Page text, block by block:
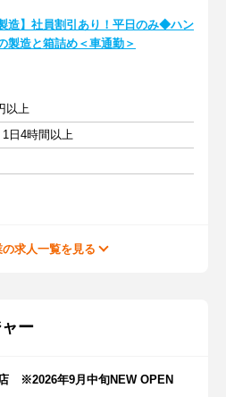
製造】社員割引あり！平日のみ◆ハン
製造と箱詰め＜車通勤＞
以上
日4時間以上
の求人一覧を見る
ー
※2026年9月中旬NEW OPEN